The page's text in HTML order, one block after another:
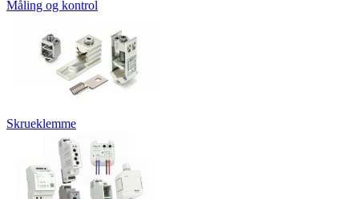
Måling og kontrol
Skrueklemme